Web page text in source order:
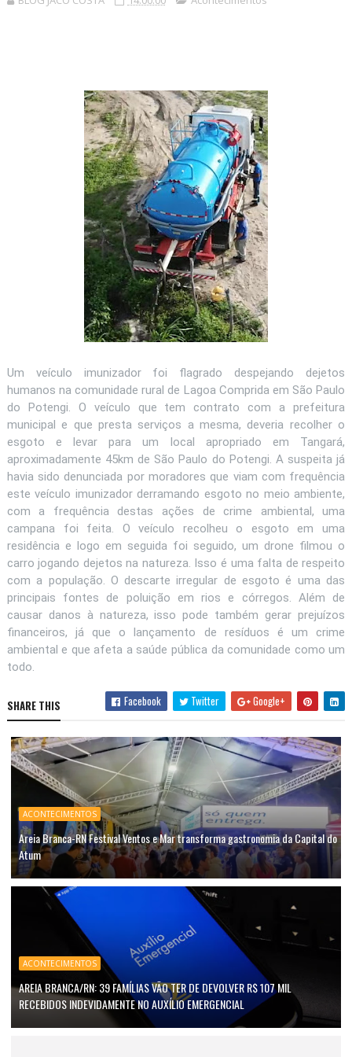
Um veículo imunizador foi flagrado despejando dejetos
humanos na comunidade rural de Lagoa Comprida em São Paulo
do Potengi. O veículo que tem contrato com a prefeitura
municipal e que presta serviços a mesma, deveria recolher o
esgoto e levar para um local apropriado em Tangará,
aproximadamente 45km de São Paulo do Potengi. A suspeita já
havia sido denunciada por moradores que viam com frequência
este veículo imunizador derramando esgoto no meio ambiente,
com a frequência destas ações de crime ambiental, uma
campana foi feita. O veículo recolheu o esgoto em uma
residência e logo em seguida foi seguido, um drone filmou o
carro jogando dejetos na natureza. Isso é uma falta de respeito
com a população. O descarte irregular de esgoto é uma das
principais fontes de poluição em rios e córregos. Além de
causar danos à natureza, isso pode também gerar prejuízos
financeiros, já que o lançamento de resíduos é um crime
ambiental e que afeta a saúde pública da comunidade como um
todo.
SHARE THIS Facebook Twitter Google+
ACONTECIMENTOS
Areia Branca-RN Festival Ventos e Mar transforma gastronomia da Capital do
Atum
ACONTECIMENTOS
AREIA BRANCA/RN: 39 FAMÍLIAS VÃO TER DE DEVOLVER R$ 107 MIL
RECEBIDOS INDEVIDAMENTE NO AUXÍLIO EMERGENCIAL